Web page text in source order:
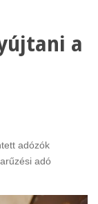
a
adózók
adó